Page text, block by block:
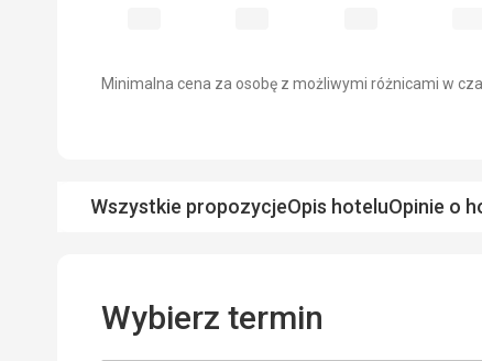
Minimalna cena za osobę z możliwymi różnicami w
Wszystkie propozycjeOpis hoteluOpinie o
Wybierz termin